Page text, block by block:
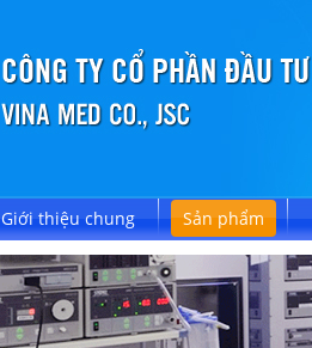
Giới thiệu chung Sản phẩm